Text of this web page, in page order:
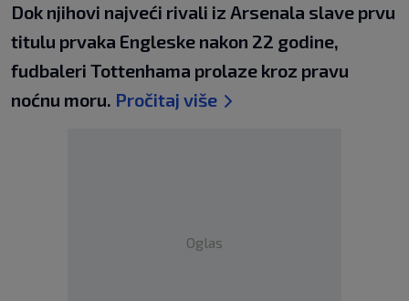
Dok njihovi najveći rivali iz Arsenala slave prvu
titulu prvaka Engleske nakon 22 godine,
fudbaleri Tottenhama prolaze kroz pravu
noćnu moru. Pročitaj više
Oglas